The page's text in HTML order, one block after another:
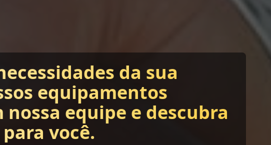
da sua
equipamentos
equipe e descubra
você.